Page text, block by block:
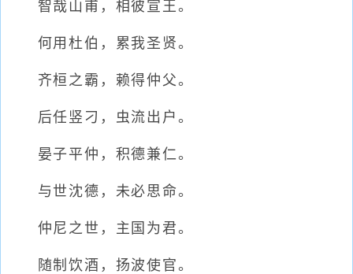
智哉山甫，相彼宣王。
何用杜伯，累我圣贤。
齐桓之霸，赖得仲父。
后任竖刁，虫流出户。
晏子平仲，积德兼仁。
与世沈德，未必思命。
仲尼之世，主国为君。
随制饮酒，扬波使官。